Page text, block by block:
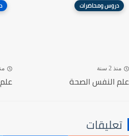
دروس ومحاضرات
منذ 2 سنة
علم النفس الصحة
منذ
تعليقات